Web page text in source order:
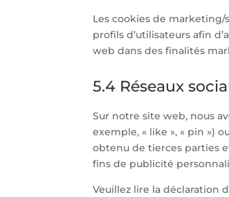
Les cookies de
profils d’utilisateurs afin
web dans des finalités
5.4 Réseaux
Sur notre site web, nous
exemple, « like », « pin »)
obtenu de tierces parties
fins de publicité
Veuillez lire la déclaration